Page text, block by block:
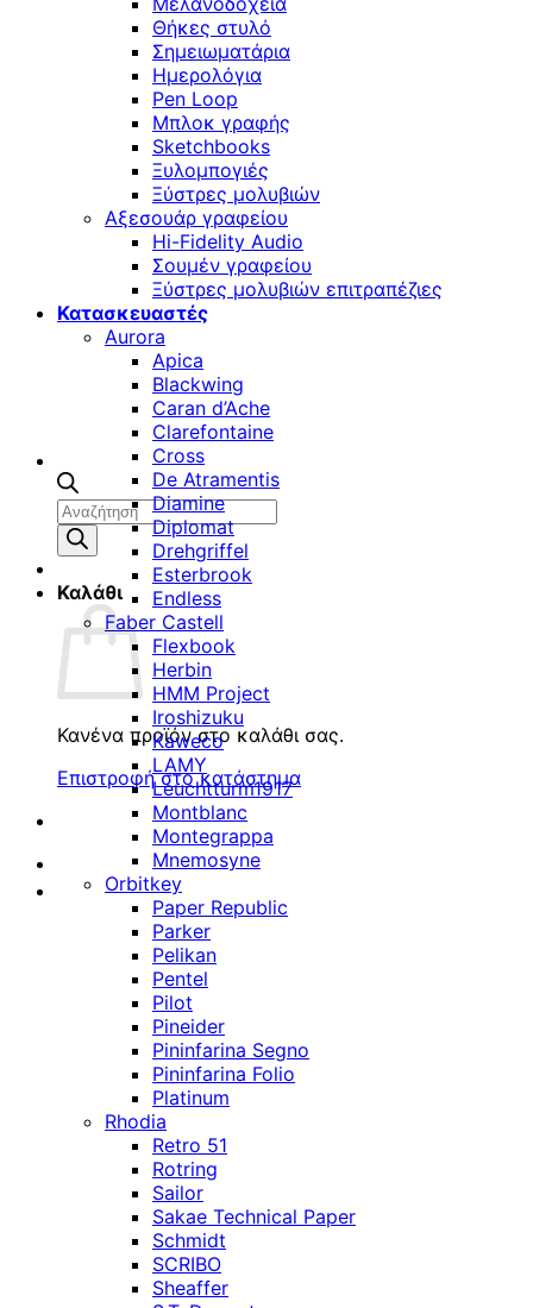
Αναζήτηση
προϊόντων
Καλάθι
Κανένα προϊόν στο καλάθι σας.
Επιστροφή στο κατάστημα
Θήκες στυλό
Σημειωματάρια
Ημερολόγια
Pen Loop
Μπλοκ γραφής
Sketchbooks
Ξυλομπογιές
Ξύστρες μολυβιών
Αξεσουάρ γραφείου
Hi-Fidelity Audio
Σουμέν γραφείου
Ξύστρες μολυβιών επιτραπέζιες
Κατασκευαστές
Aurora
Apica
Blackwing
Caran d’Ache
Clarefontaine
Cross
De Atramentis
Diamine
Diplomat
Drehgriffel
Esterbrook
Endless
Faber Castell
Flexbook
Herbin
HMM Project
Iroshizuku
Kaweco
LAMY
Leuchtturm1917
Montblanc
Montegrappa
Mnemosyne
Orbitkey
Paper Republic
Parker
Pelikan
Pentel
Pilot
Pineider
Pininfarina Segno
Pininfarina Folio
Platinum
Rhodia
Retro 51
Rotring
Sailor
Sakae Technical Paper
Schmidt
SCRIBO
Sheaffer